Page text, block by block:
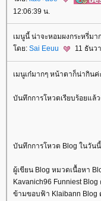
12:06:39 น.
เมนูนี้ น่าจะหอมผงกระหรี่มา
ดย: Sai Eeuu 11 ธันว
เมนูเก๋มากๆ หน้าตาก็น่ากิน
บันทึกการโหวตเรียบร้อยแล้
บันทึกการโหวต Blog ในวันนี้
ผู้เขียน Blog หมวดเนื้อหา
Kavanich96 Funniest Blog
ข้ามขอบฟ้า Klaibann Blog